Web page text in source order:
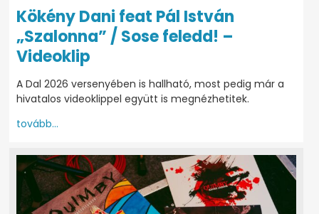
Kökény Dani feat Pál István
„Szalonna” / Sose feledd! –
Videoklip
A Dal 2026 versenyében is hallható, most pedig már a
hivatalos videoklippel együtt is megnézhetitek.
tovább...